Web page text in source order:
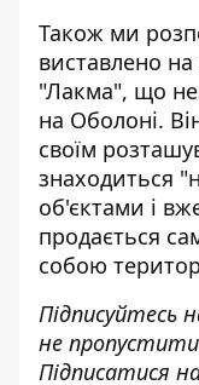
Також ми
виставлено
"Лакма", що
на Оболоні.
своїм
знаходиться
об'єктами і
продається
собою
Підписуйтесь
не
Підписатися